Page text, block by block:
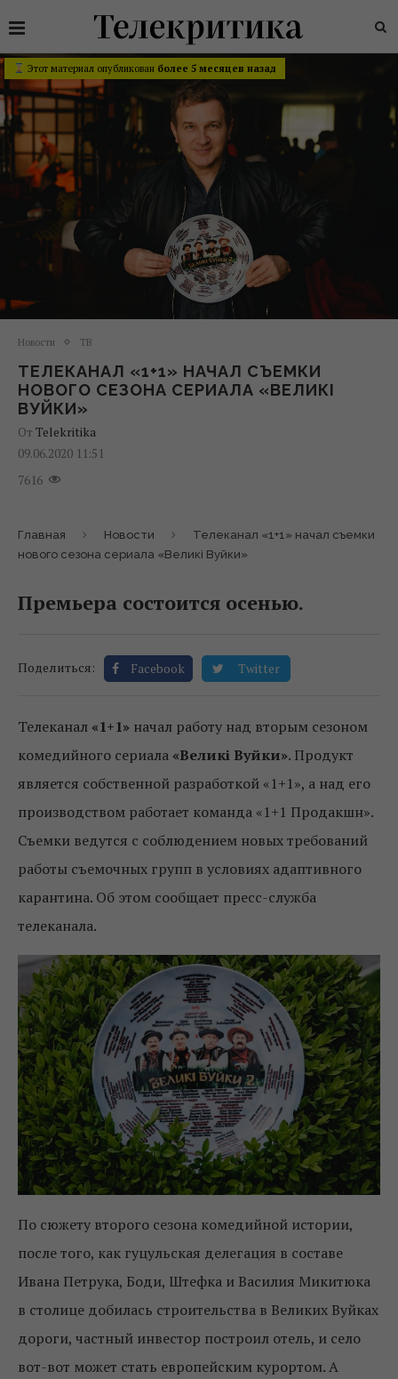
Этот материал опубликован более 5 месяцев назад
Новости ТВ
ТЕЛЕКАНАЛ «1+1» НАЧАЛ СЪЕМКИ
НОВОГО СЕЗОНА СЕРИАЛА «ВЕЛИКІ
ВУЙКИ»
От Telekritika
09.06.2020 11:51
7616
Главная Новости
Телеканал «1+1» начал съемки
нового сезона сериала «Великі Вуйки»
Премьера состоится осенью.
Поделиться: Facebook Twitter
Телеканал «1+1» начал работу над вторым сезоном
комедийного сериала «Великі Вуйки». Продукт
является собственной разработкой «1+1», а над его
производством работает команда «1+1 Продакшн».
Съемки ведутся с соблюдением новых требований
работы съемочных групп в условиях адаптивного
карантина. Об этом сообщает пресс-служба
телеканала.
По сюжету второго сезона комедийной истории,
после того, как гуцульская делегация в составе
Ивана Петрука, Боди, Штефка и Василия Микитюка
в столице добилась строительства в Великих Вуйках
дороги, частный инвестор построил отель, и село
вот-вот может стать европейским курортом. А